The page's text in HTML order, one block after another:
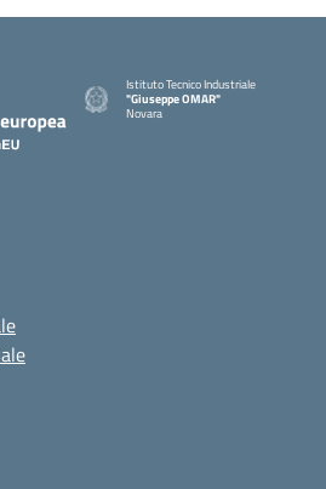
Istituto Tecnico Industriale
"Giuseppe OMAR"
Novara